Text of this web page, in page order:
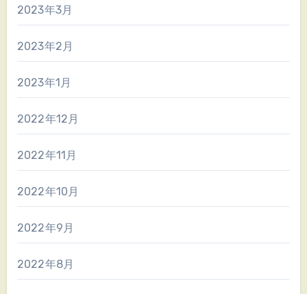
2023年3月
2023年2月
2023年1月
2022年12月
2022年11月
2022年10月
2022年9月
2022年8月